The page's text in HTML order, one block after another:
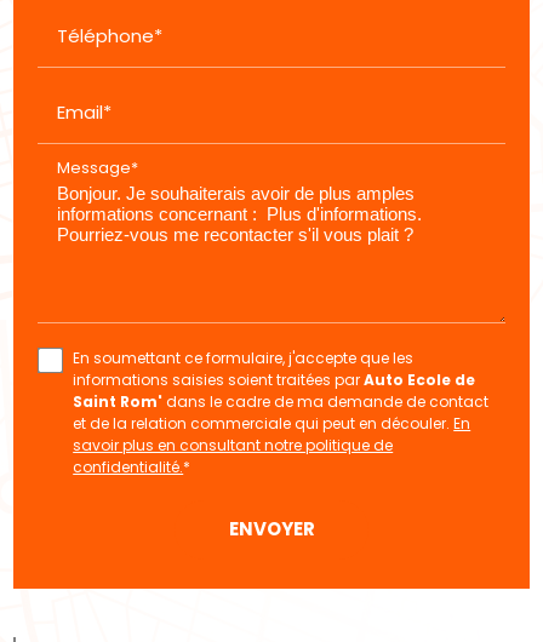
Téléphone*
Email*
Message*
En soumettant ce formulaire, j'accepte que les
informations saisies soient traitées parAuto Ecole de
Saint Rom' dans le cadre de ma demande de contact
et de la relation commerciale qui peut en découler.En
savoir plus en consultant notre politique de
confidentialité.*